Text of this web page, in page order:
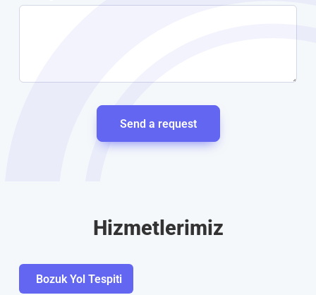
Send a request
Hizmetlerimiz
Bozuk Yol Tespiti